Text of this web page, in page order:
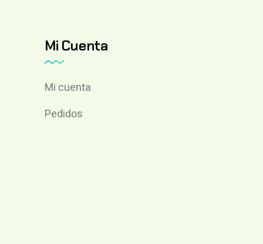
Mi Cuenta
Mi cuenta
Pedidos